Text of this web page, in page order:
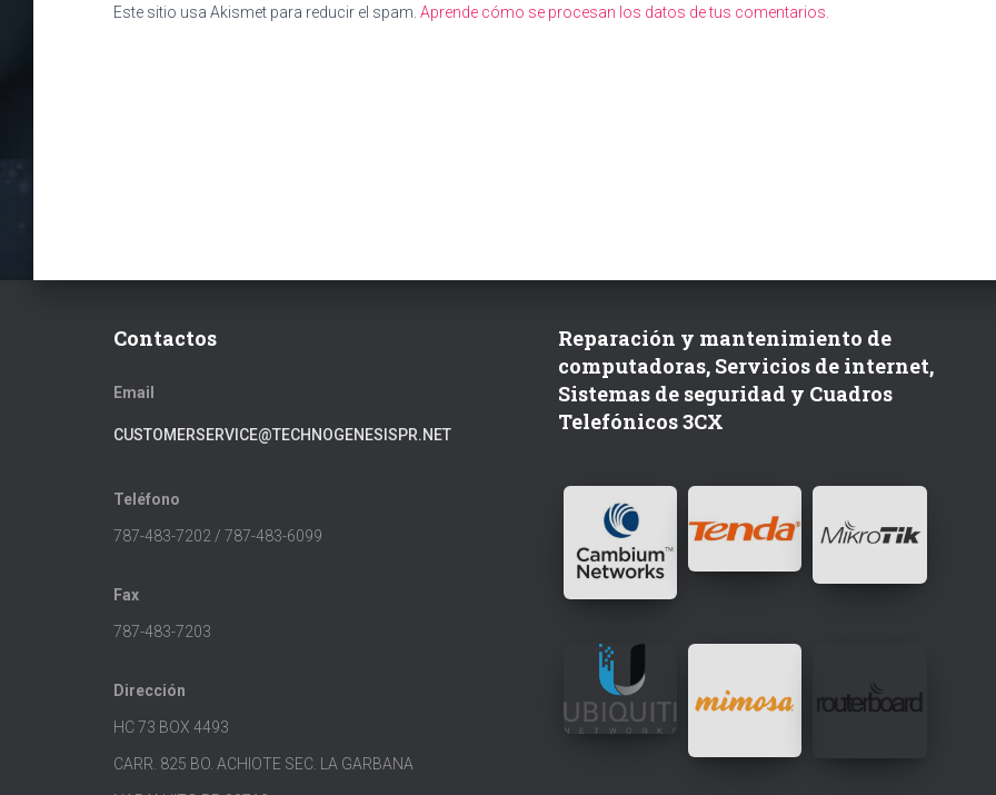
Este sitio usa Akismet para reducir el spam. Aprende cómo se procesan los datos de tus comentarios.
Contactos
Email
CUSTOMERSERVICE@TECHNOGENESISPR.NET
Teléfono
787-483-7202 / 787-483-6099
Fax
787-483-7203
Dirección
HC 73 BOX 4493
CARR. 825 BO. ACHIOTE SEC. LA GARBANA
Reparación y mantenimiento de
computadoras, Servicios de internet,
Sistemas de seguridad y Cuadros
Telefónicos 3CX